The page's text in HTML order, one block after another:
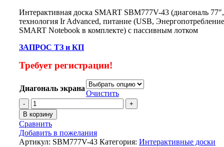
Интерактивная доска SMART SBM777V-43 (диагональ
технология Ir Advanced, питание (USB,
SMART Notebook в комплекте) с пассивным лотком
ЗАПРОС ТЗ и КП
Требует регистрации!
Диагональ экрана
Очистить
В корзину
Сравнить
Добавить в пожелания
Артикул: SBM777V-43 Категория: Интерактивные доски